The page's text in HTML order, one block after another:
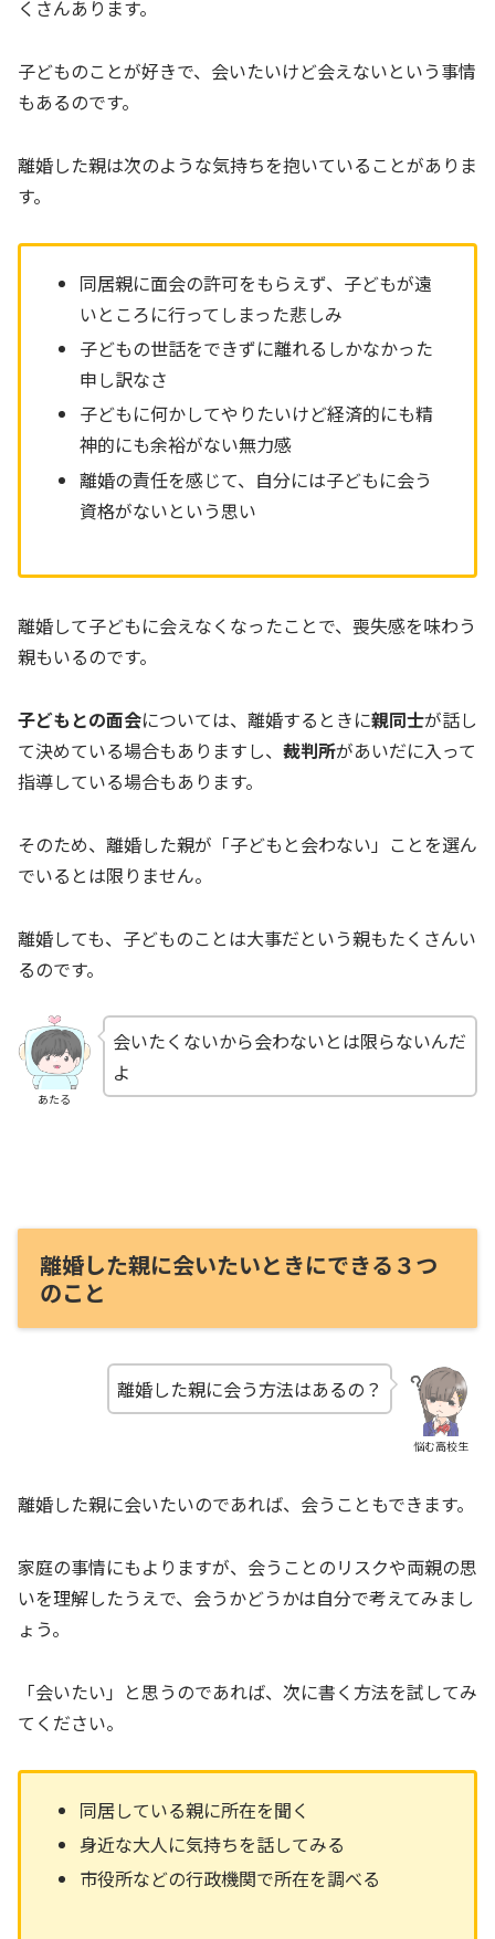
くさんあります。
子どものことが好きで、会いたいけど会えないという事情
もあるのです。
離婚した親は次のような気持ちを抱いていることがありま
す。
同居親に面会の許可をもらえず、子どもが遠
いところに行ってしまった悲しみ
子どもの世話をできずに離れるしかなかった
申し訳なさ
子どもに何かしてやりたいけど経済的にも精
神的にも余裕がない無力感
離婚の責任を感じて、自分には子どもに会う
資格がないという思い
離婚して子どもに会えなくなったことで、喪失感を味わう
親もいるのです。
子どもとの面会については、離婚するときに親同士が話し
て決めている場合もありますし、 裁判所があいだに入って
指導している場合もあります。
そのため、離婚した親が「子どもと会わない」ことを選ん
でいるとは限りません。
離婚しても、子どものことは大事だという親もたくさんい
るのです。
あたる
会いたくないから会わないとは限らないんだ
よ
離婚した親に会いたいときにできる３つ
のこと
悩む高校生
離婚した親に会う方法はあるの？
離婚した親に会いたいのであれば、会うこともできます。
家庭の事情にもよりますが、会うことのリスクや両親の思
いを理解したうえで、会うかどうかは自分で考えてみまし
ょう。
「会いたい」と思うのであれば、次に書く方法を試してみ
てください。
同居している親に所在を聞く
身近な大人に気持ちを話してみる
市役所などの行政機関で所在を調べる